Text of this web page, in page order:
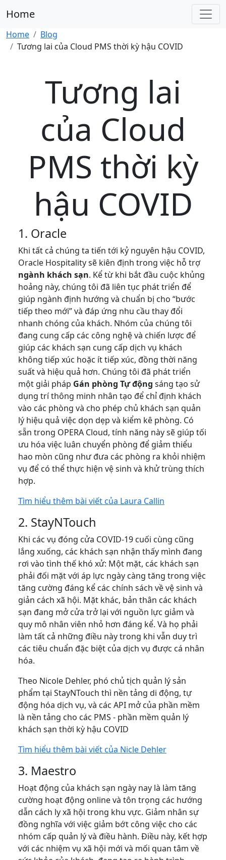
Home
Home
Blog
Tương lai của Cloud PMS thời kỳ hậu COVID
Tương lai
của Cloud
PMS thời kỳ
hậu COVID
1. Oracle
Khi tất cả chúng ta tiến tới kỷ nguyên hậu COVID,
Oracle Hospitality sẽ kiên định trong việc hỗ trợ
ngành khách sạn. Kể từ khi bắt đầu cuộc khủng
hoảng này, chúng tôi đã liên tục phát triển để
giúp ngành định hướng và chuẩn bị cho “bước
tiếp theo mới” và đáp ứng nhu cầu thay đổi
nhanh chóng của khách. Nhóm của chúng tôi
đang cung cấp các công nghệ và chiến lược để
giúp các khách sạn cung cấp dịch vụ khách
không tiếp xúc hoặc ít tiếp xúc, đồng thời năng
suất và hiệu quả hơn. Chúng tôi đã phát triển
một giải pháp Gán phòng Tự động sáng tạo sử
dụng trí thông minh nhân tạo để chỉ định khách
vào các phòng và cho phép chủ khách sạn quản
lý hiệu quả việc dọn dẹp và kiểm kê phòng. Có
sẵn trong OPERA Cloud, tính năng này sẽ giúp tối
ưu hóa việc luân chuyển phòng để giảm thiểu
hao mòn cũng như đưa các phòng ra khỏi nhiệm
vụ để có thể thực hiện vệ sinh và khử trùng thích
hợp.
Tìm hiểu thêm bài viết của Laura Callin
2. StayNTouch
Khi các vụ đóng cửa COVID-19 cuối cùng cũng
lắng xuống, các khách sạn nhận thấy mình đang
rơi vào tình thế khó xử: Một mặt, các khách sạn
phải đối mặt với áp lực ngày càng tăng trong việc
tăng cường đáng kể các chính sách về vệ sinh và
giản cách xã hội. Mặt khác, bản thân các khách
sạn đang mở cửa trở lại với nguồn lực giảm và
quy mô nhân viên nhỏ hơn đáng kể. Và họ phải
làm tất cả những điều này trong khi vẫn duy trì
các tiêu chuẩn đặc biệt của dịch vụ được cá nhân
hóa.
Theo Nicole Dehler, phó chủ tịch quản lý sản
phẩm tại StayNTouch thì nền tảng di động, tự
động hóa dịch vụ, và các API mở của phần mềm
là nền tảng cho các PMS - phần mềm quản lý
khách sạn thời kỳ hậu COVID
Tìm hiểu thêm bài viết của Nicle Dehler
3. Maestro
Hoạt động của khách sạn ngày nay là làm tăng
cường hoạt động online và tôn trọng các hướng
dẫn cách ly xã hội trong khu vực. Giảm nhân sự
đồng nghĩa với việc giảm bớt công việc cho các
nhóm cấp quản lý và điều hành. Điều này, kết hợp
với các nhiệm vụ xã hội mới và mối quan tâm về